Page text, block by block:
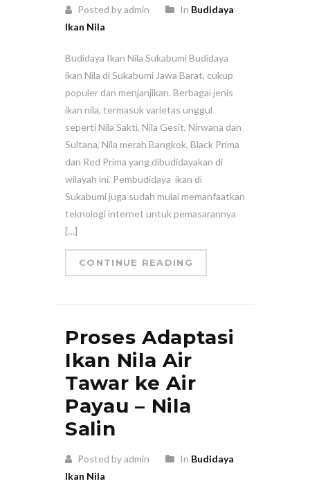
Posted by admin In Budidaya
Ikan Nila
Budidaya Ikan Nila Sukabumi Budidaya
ikan Nila di Sukabumi Jawa Barat, cukup
populer dan menjanjikan. Berbagai jenis
ikan nila, termasuk varietas unggul
seperti Nila Sakti, Nila Gesit, Nirwana dan
Sultana, Nila merah Bangkok, Black Prima
dan Red Prima yang dibudidayakan di
wilayah ini. Pembudidaya ikan di
Sukabumi juga sudah mulai memanfaatkan
teknologi internet untuk pemasarannya
[…]
CONTINUE READING
Proses Adaptasi
Ikan Nila Air
Tawar ke Air
Payau – Nila
Salin
Posted by admin In Budidaya
Ikan Nila